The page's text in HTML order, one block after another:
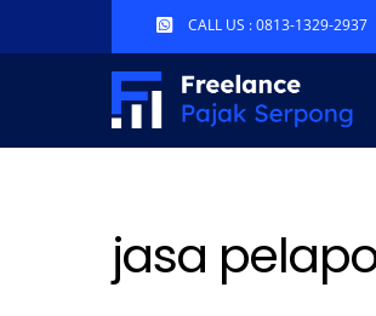
content
CALL US : 0813-1329-2937
jasa